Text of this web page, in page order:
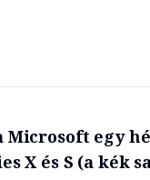
egy
X és S (a kék